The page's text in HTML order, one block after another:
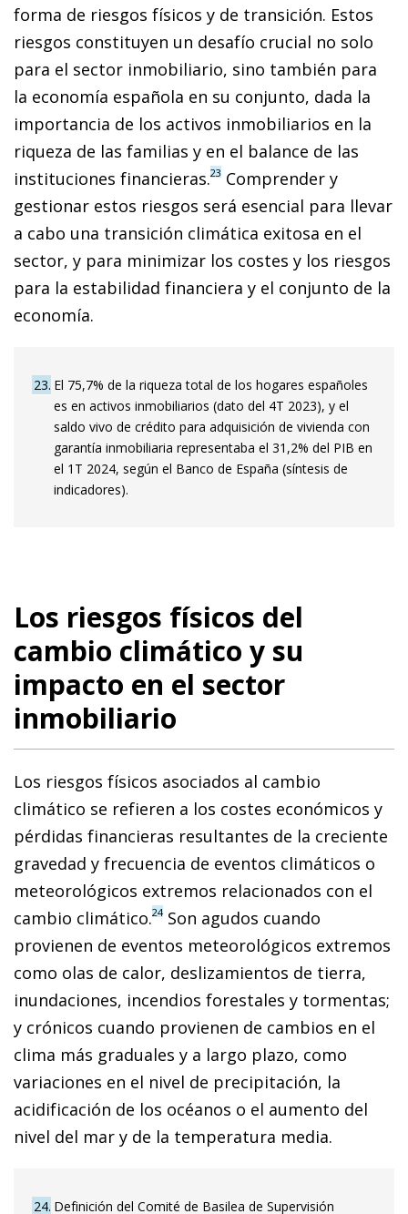
forma de riesgos físicos y de transición. Estos
riesgos constituyen un desafío crucial no solo
para el sector inmobiliario, sino también para
la economía española en su conjunto, dada la
importancia de los activos inmobiliarios en la
riqueza de las familias y en el balance de las
instituciones financieras.23 Comprender y
gestionar estos riesgos será esencial para llevar
a cabo una transición climática exitosa en el
sector, y para minimizar los costes y los riesgos
para la estabilidad financiera y el conjunto de la
economía.
23 El 75,7% de la riqueza total de los hogares españoles
es en activos inmobiliarios (dato del 4T 2023), y el
saldo vivo de crédito para adquisición de vivienda con
garantía inmobiliaria representaba el 31,2% del PIB en
el 1T 2024, según el Banco de España (síntesis de
indicadores).
Los riesgos físicos del
cambio climático y su
impacto en el sector
inmobiliario
Los riesgos físicos asociados al cambio
climático se refieren a los costes económicos y
pérdidas financieras resultantes de la creciente
gravedad y frecuencia de eventos climáticos o
meteorológicos extremos relacionados con el
cambio climático.24Son agudos cuando
provienen de eventos meteorológicos extremos
como olas de calor, deslizamientos de tierra,
inundaciones, incendios forestales y tormentas;
y crónicos cuando provienen de cambios en el
clima más graduales y a largo plazo, como
variaciones en el nivel de precipitación, la
acidificación de los océanos o el aumento del
nivel del mar y de la temperatura media.
24 Definición del Comité de Basilea de Supervisión